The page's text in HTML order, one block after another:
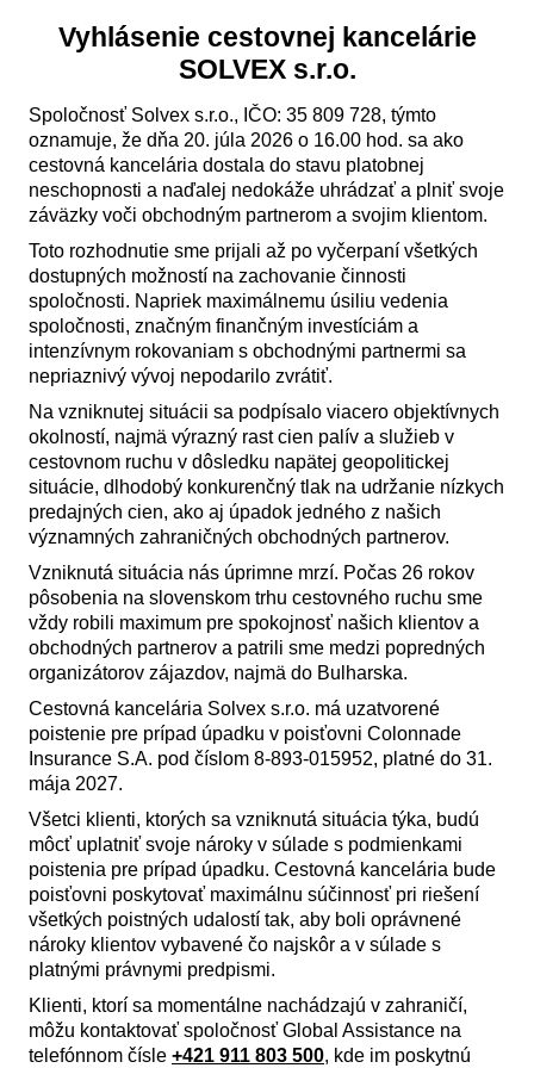
Vyhlásenie cestovnej kancelárie
SOLVEX s.r.o.
Spoločnosť Solvex s.r.o., IČO: 35 809 728, týmto
oznamuje, že dňa 20. júla 2026 o 16.00 hod. sa ako
cestovná kancelária dostala do stavu platobnej
neschopnosti a naďalej nedokáže uhrádzať a plniť svoje
záväzky voči obchodným partnerom a svojim klientom.
Toto rozhodnutie sme prijali až po vyčerpaní všetkých
dostupných možností na zachovanie činnosti
spoločnosti. Napriek maximálnemu úsiliu vedenia
spoločnosti, značným finančným investíciám a
intenzívnym rokovaniam s obchodnými partnermi sa
nepriaznivý vývoj nepodarilo zvrátiť.
Na vzniknutej situácii sa podpísalo viacero objektívnych
okolností, najmä výrazný rast cien palív a služieb v
cestovnom ruchu v dôsledku napätej geopolitickej
situácie, dlhodobý konkurenčný tlak na udržanie nízkych
predajných cien, ako aj úpadok jedného z našich
významných zahraničných obchodných partnerov.
Vzniknutá situácia nás úprimne mrzí. Počas 26 rokov
pôsobenia na slovenskom trhu cestovného ruchu sme
vždy robili maximum pre spokojnosť našich klientov a
obchodných partnerov a patrili sme medzi popredných
organizátorov zájazdov, najmä do Bulharska.
Cestovná kancelária Solvex s.r.o. má uzatvorené
poistenie pre prípad úpadku v poisťovni Colonnade
Insurance S.A. pod číslom 8-893-015952, platné do 31.
mája 2027.
Všetci klienti, ktorých sa vzniknutá situácia týka, budú
môcť uplatniť svoje nároky v súlade s podmienkami
poistenia pre prípad úpadku. Cestovná kancelária bude
poisťovni poskytovať maximálnu súčinnosť pri riešení
všetkých poistných udalostí tak, aby boli oprávnené
nároky klientov vybavené čo najskôr a v súlade s
platnými právnymi predpismi.
Klienti, ktorí sa momentálne nachádzajú v zahraničí,
môžu kontaktovať spoločnosť Global Assistance na
telefónnom čísle +421 911 803 500, kde im poskytnú